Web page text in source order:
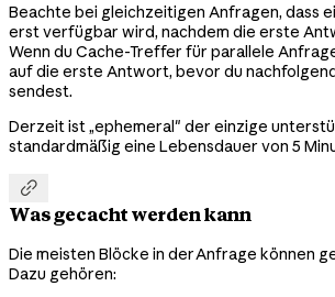
Beachte bei gleichzeitigen Anfragen, dass
erst verfügbar wird, nachdem die erste
Wenn du Cache-Treffer für parallele
auf die erste Antwort, bevor du
sendest.
Derzeit ist „ephemeral" der einzige
standardmäßig eine Lebensdauer von 5

Was gecacht werden kann
Die meisten Blöcke in der Anfrage können
Dazu gehören: